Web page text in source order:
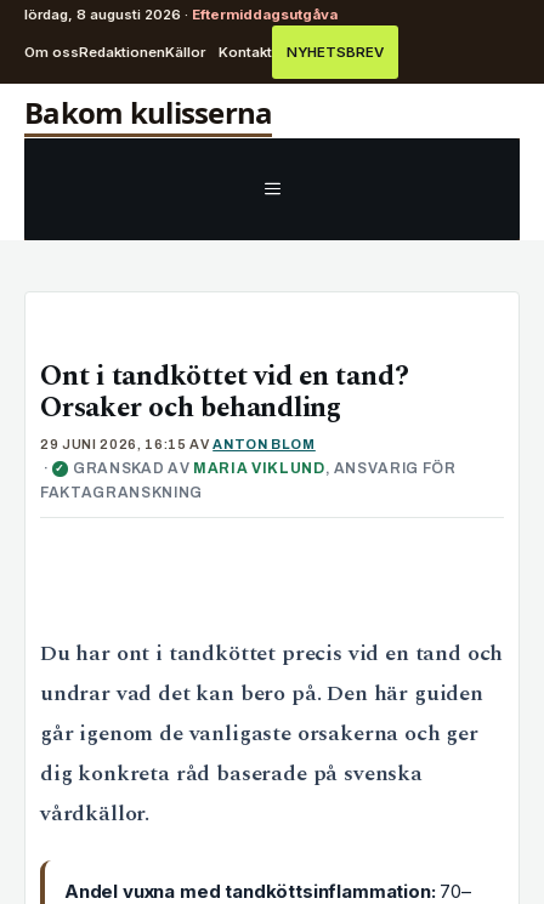
lördag, 8 augusti 2026 · Eftermiddagsutgåva
Om ossRedaktionenKällor Kontakt NYHETSBREV
HoppaBakom kulisserna
MENY
Ont i tandköttet vid en tand?
Orsaker och behandling
29 JUNI 2026, 16:15 AVANTON BLOM
· ✓ GRANSKAD AV MARIA VIKLUND, ANSVARIG FÖR
FAKTAGRANSKNING
Du har ont i tandköttet precis vid en tand och
undrar vad det kan bero på. Den här guiden
går igenom de vanligaste orsakerna och ger
dig konkreta råd baserade på svenska
vårdkällor.
Andel vuxna med tandköttsinflammation:70–